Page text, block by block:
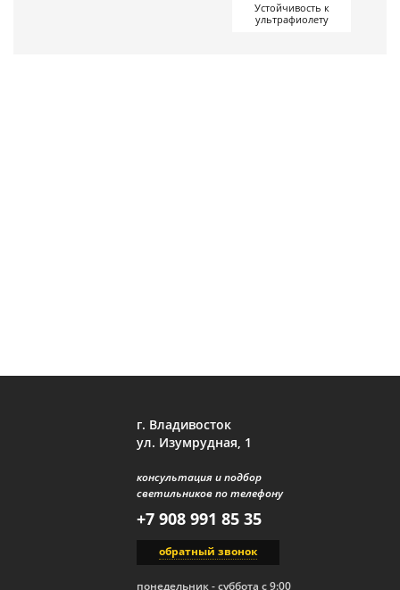
Устойчивость к
ультрафиолету
г. Владивосток
ул. Изумрудная, 1
консультация и подбор
светильников по телефону
+7 908 991 85 35
обратный звонок
понедельник - суббота с 9:00